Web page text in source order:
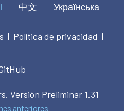
中文 Українська
| Política de privacidad |
Versión Preliminar 1.31
anteriores